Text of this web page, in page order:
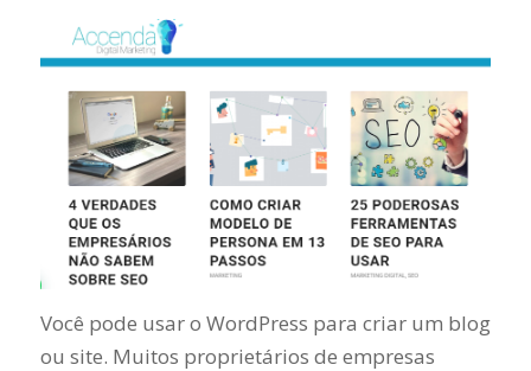
Você pode usar o WordPress para criar um blog
ou site. Muitos proprietários de empresas